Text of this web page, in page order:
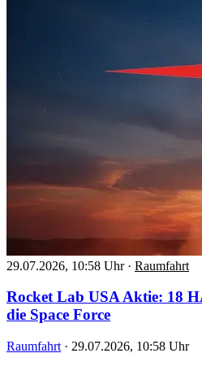
29.07.2026, 10:58 Uhr · Raumfahrt
Rocket Lab USA Aktie: 18
die Space Force
Raumfahrt · 29.07.2026, 10:58 Uhr